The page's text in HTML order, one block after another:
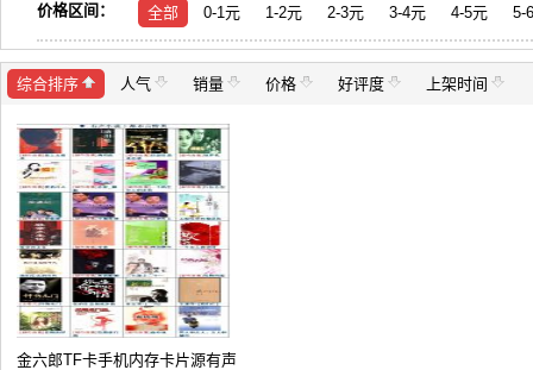
价格区间： 全部 0-1元 1-2元 2-3元 3-4元 4-5元 5-
综合排序 人气 销量 价格 好评度 上架时间
金六郎TF卡手机内存卡片源有声